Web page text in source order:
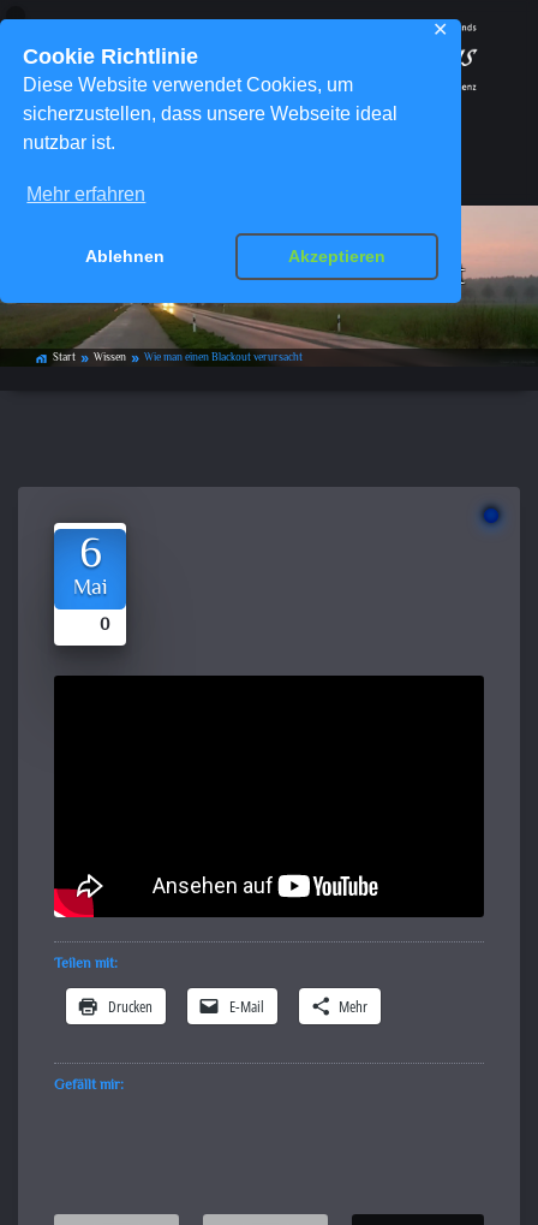
Cookie Richtlinie
Diese Website verwendet Cookies, um
sicherzustellen, dass unsere Webseite ideal
nutzbar ist.
Mehr erfahren
Ablehnen Akzeptieren
✕
Wie man einen Blackout verursacht
home_work Start double_arrow Wissen double_arrow Wie man einen Blackout verursacht
6
Mai
0
Teilen mit:
Drucken E-Mail Mehr
Gefällt mir: